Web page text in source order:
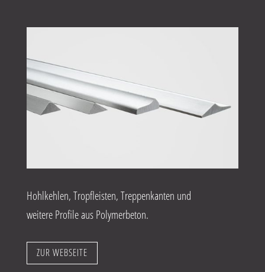
Hohlkehlen, Tropfleisten, Treppenkanten und
weitere Profile aus Polymerbeton.
ZUR WEBSEITE